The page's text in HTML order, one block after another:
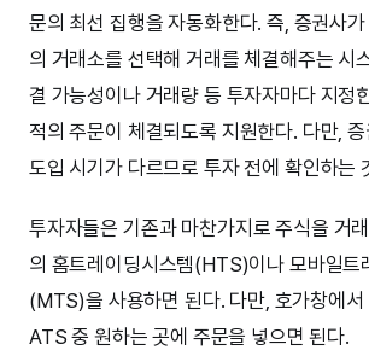
문의 최선 집행을 자동화한다. 즉, 증권사
의 거래소를 선택해 거래를 체결해주는 시
결 가능성이나 거래량 등 투자자마다 지정
적의 주문이 체결되도록 지원한다. 다만,
도입 시기가 다르므로 투자 전에 확인하는
투자자들은 기존과 마찬가지로 주식을 거
의 홈트레이딩시스템(HTS)이나 모바일트
(MTS)을 사용하면 된다. 다만, 호가창에
ATS 중 원하는 곳에 주문을 넣으면 된다.